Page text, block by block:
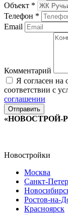
Объект *
Телефон *
Email
Комментарий
Я согласен на
соответствии с
соглашении
«НОВОСТРОЙ-
Новостройки
Москва
Санкт-
Ростов-на-
Красноярск